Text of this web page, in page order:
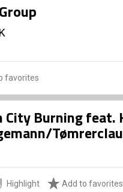
favorites
City Burning
Highlight Add to favorites